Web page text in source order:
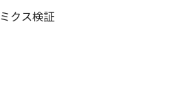
クス検証